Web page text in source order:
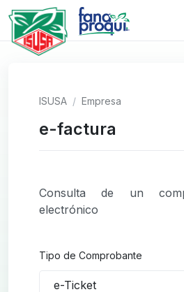
ISUSA Empresa
e-factura
Consulta de un
electrónico
Tipo de Comprobante